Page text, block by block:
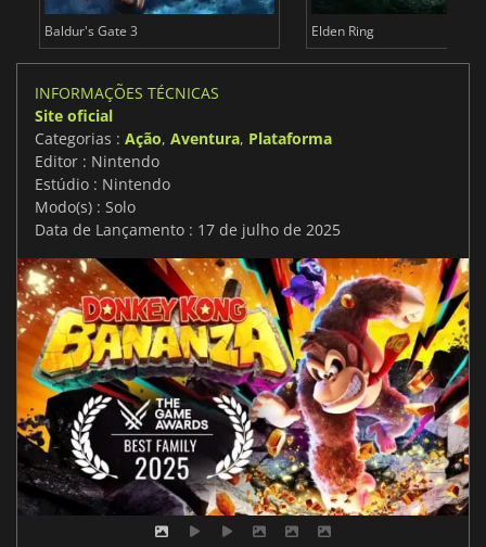
Baldur's Gate 3 Elden Ring
INFORMAÇÕES TÉCNICAS
Site oficial
Categorias : Ação, Aventura, Plataforma
Editor : Nintendo
Estúdio : Nintendo
Modo(s) : Solo
Data de Lançamento : 17 de julho de 2025